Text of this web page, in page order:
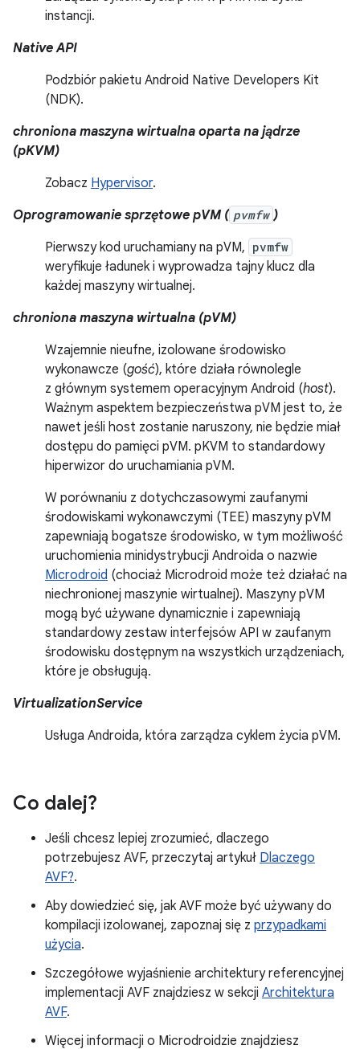
instancji.
Native API
Podzbiór pakietu Android Native Developers Kit
(NDK).
chroniona maszyna wirtualna oparta na jądrze
(pKVM)
Zobacz Hypervisor.
Oprogramowanie sprzętowe pVM ( pvmfw )
Pierwszy kod uruchamiany na pVM, pvmfw
weryfikuje ładunek i wyprowadza tajny klucz dla
każdej maszyny wirtualnej.
chroniona maszyna wirtualna (pVM)
Wzajemnie nieufne, izolowane środowisko
wykonawcze (gość), które działa równolegle
z głównym systemem operacyjnym Android (host).
Ważnym aspektem bezpieczeństwa pVM jest to, że
nawet jeśli host zostanie naruszony, nie będzie miał
dostępu do pamięci pVM. pKVM to standardowy
hiperwizor do uruchamiania pVM.
W porównaniu z dotychczasowymi zaufanymi
środowiskami wykonawczymi (TEE) maszyny pVM
zapewniają bogatsze środowisko, w tym możliwość
uruchomienia minidystrybucji Androida o nazwie
Microdroid (chociaż Microdroid może też działać na
niechronionej maszynie wirtualnej). Maszyny pVM
mogą być używane dynamicznie i zapewniają
standardowy zestaw interfejsów API w zaufanym
środowisku dostępnym na wszystkich urządzeniach,
które je obsługują.
VirtualizationService
Usługa Androida, która zarządza cyklem życia pVM.
Co dalej?
Jeśli chcesz lepiej zrozumieć, dlaczego
potrzebujesz AVF, przeczytaj artykuł Dlaczego
AVF?.
Aby dowiedzieć się, jak AVF może być używany do
kompilacji izolowanej, zapoznaj się z przypadkami
użycia.
Szczegółowe wyjaśnienie architektury referencyjnej
implementacji AVF znajdziesz w sekcji Architektura
AVF.
Więcej informacji o Microdroidzie znajdziesz